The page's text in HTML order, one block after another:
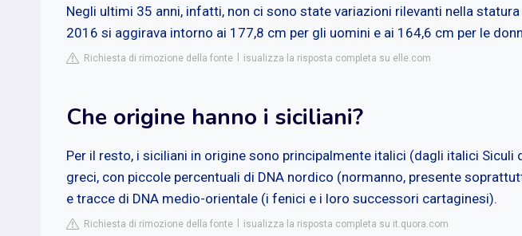
Negli ultimi 35 anni, infatti, non ci sono state variazioni rilevanti nella
2016 si aggirava intorno ai 177,8 cm per gli uomini e ai 164,6 cm per le
Richiesta di rimozione della fonte isualizza la risposta completa su elle.com
Che origine hanno i siciliani?
Per il resto, i siciliani in origine sono principalmente italici (dagli italici Siculi
greci, con piccole percentuali di DNA nordico (normanno, presente
e tracce di DNA medio-orientale (i fenici e i loro successori cartaginesi).
Richiesta di rimozione della fonte isualizza la risposta completa su it.quora.com